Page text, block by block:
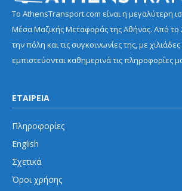
Το AthensTransport.com είναι η μεγαλύτερη
Μέσα Μαζικής Μεταφοράς της Αθήνας. Από το
την πόλη και τις συγκοινωνίες της, με
εμπιστεύονται καθημερινά τις πληροφορίες
ΕΤΑΙΡΕΙΑ
Πληροφορίες
English
Σχετικά
Όροι χρήσης